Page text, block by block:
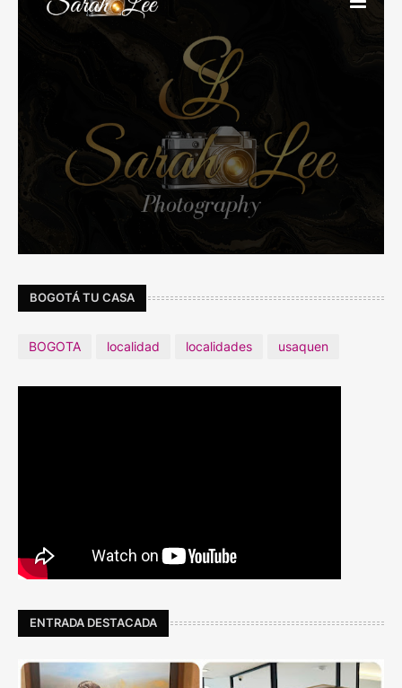
BOGOTÁ TU CASA
BOGOTA localidad localidades usaquen
ENTRADA DESTACADA